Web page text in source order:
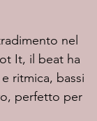
It, il beat ha
ritmica, bassi
perfetto per